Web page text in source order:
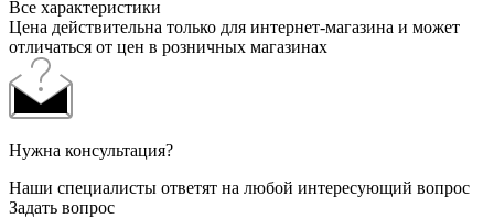
Все характеристики
Цена действительна только для интернет-магазина и может
отличаться от цен в розничных магазинах
Нужна консультация?
Наши специалисты ответят на любой интересующий вопрос
Задать вопрос